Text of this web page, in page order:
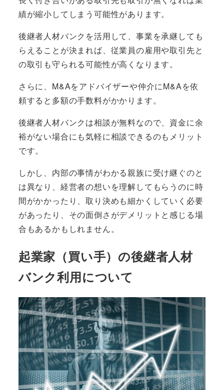
績が縮小してしまう可能性があります。
後継者人材バンクを活用して、事業を承継しても
らえることが決まれば、 従業員の雇用や取引先と
の取引も守られる可能性が高くなります。
さらに、M&Aをアドバイザーや仲介にM&Aを依
頼すると多額の手数料がかかります。
後継者人材バンクは相談が無料なので、資金に余
裕がない場合にも気軽に相談できるのもメリット
です。
しかし、内部の事情がわかる親族に受け継ぐのと
は異なり、経営者の想いを理解してもらうのに時
間がかかったり、取り決めも細かくしていく必要
があったり、その面倒さがデメリットと感じる場
合もあるかもしれません。
起業家（買い手）の後継者人材
バンク利用について